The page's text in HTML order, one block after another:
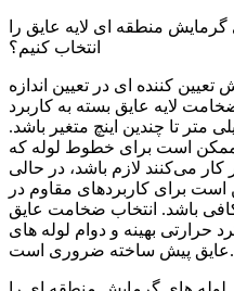
منطقه ای لایه عایق را
انتخاب کنیم؟
کننده ای در تعیین اندازه
لایه عایق بسته به کاربرد
متر تا چندین اینچ متغیر باشد.
ممکن است برای خطوط لوله که
کار می‌کنند لازم باشد، در حالی
برای کاربردهای مقاوم در
فشار{2} کمتر کافی باشد. انتخاب ضخامت عایق
حرارتی بهینه و دوام لوله های
عایق پیش ساخته ضروری است.